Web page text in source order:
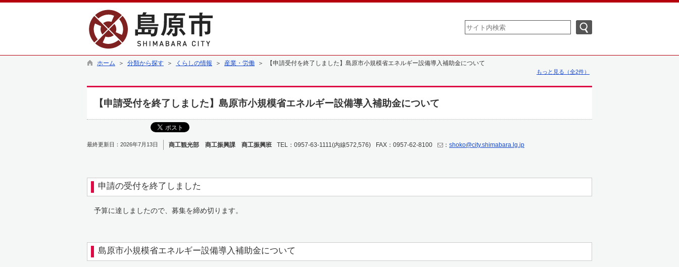
ホーム ＞ 分類から探す ＞ くらしの情報 ＞ 産業・労働 ＞ 【申請受付を終了しました】島原市小規模省エネルギー設備導入補助金について
もっと見る（全2件）
【申請受付を終了しました】島原市小規模省エネルギー設備導入補助金について
最終更新日：2026年7月13日 商工観光部 商工振興課 商工振興班 TEL：0957-63-1111(内線572,576) FAX：0957-62-8100 ： shoko@city.shimabara.lg.jp
申請の受付を終了しました
予算に達しましたので、募集を締め切ります。
島原市小規模省エネルギー設備導入補助金について